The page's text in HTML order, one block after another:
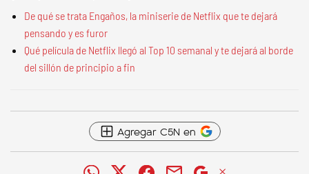
De qué se trata Engaños, la miniserie de Netflix que te dejará
pensando y es furor
Qué película de Netflix llegó al Top 10 semanal y te dejará al borde
del sillón de principio a fin
Agregar C5N en